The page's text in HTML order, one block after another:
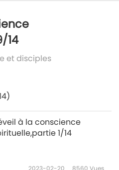
14
et disciples
à la conscience
1/14